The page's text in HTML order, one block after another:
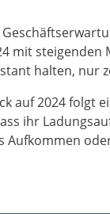
mit steigenden
halten, nur
auf 2024 folgt
ihr
Aufkommen